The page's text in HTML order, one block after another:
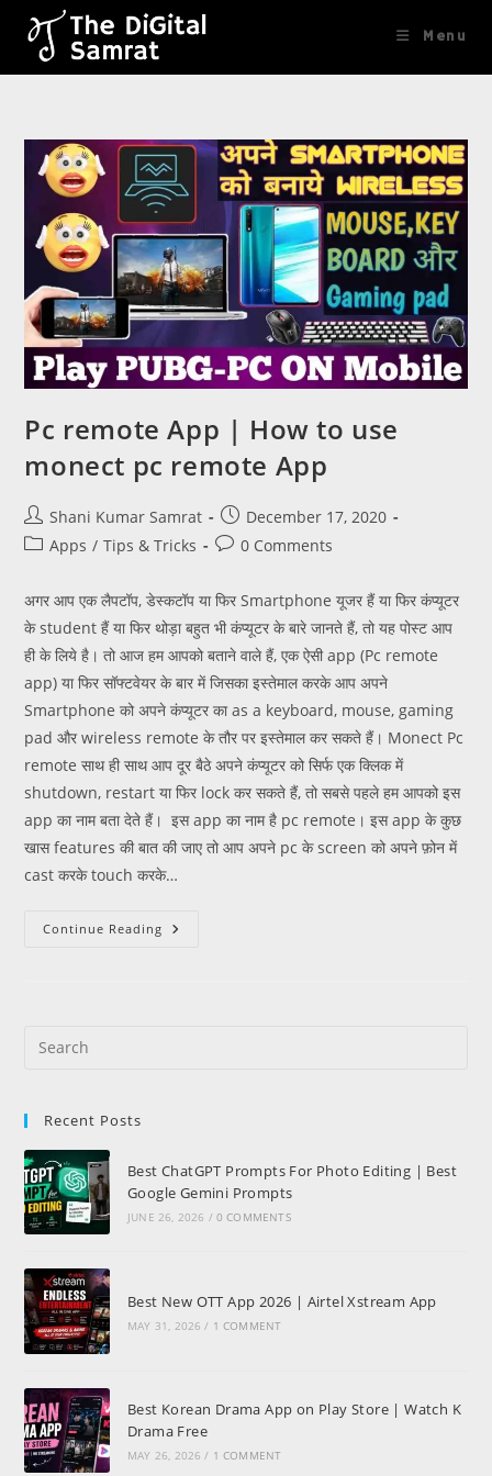
content
Menu
Pc remote App | How to use
monect pc remote App
Shani Kumar Samrat
December 17, 2020
Apps / Tips & Tricks 0 Comments
अगर आप एक लैपटॉप, डेस्कटॉप या फिर Smartphone यूजर हैं या फिर कंप्यूटर
के student हैं या फिर थोड़ा बहुत भी कंप्यूटर के बारे जानते हैं, तो यह पोस्ट आप
ही के लिये है। तो आज हम आपको बताने वाले हैं, एक ऐसी app (Pc remote
app) या फिर सॉफ्टवेयर के बार में जिसका इस्तेमाल करके आप अपने
Smartphone को अपने कंप्यूटर का as a keyboard, mouse, gaming
pad और wireless remote के तौर पर इस्तेमाल कर सकते हैं। Monect Pc
remote साथ ही साथ आप दूर बैठे अपने कंप्यूटर को सिर्फ एक क्लिक में
shutdown, restart या फिर lock कर सकते हैं, तो सबसे पहले हम आपको इस
app का नाम बता देते हैं। इस app का नाम है pc remote। इस app के कुछ
खास features की बात की जाए तो आप अपने pc के screen को अपने फ़ोन में
cast करके touch करके…
Continue Reading
Recent Posts
Best ChatGPT Prompts For Photo Editing | Best
Google Gemini Prompts
JUNE 26, 2026 / 0 COMMENTS
Best New OTT App 2026 | Airtel Xstream App
MAY 31, 2026 / 1 COMMENT
Best Korean Drama App on Play Store | Watch K
Drama Free
MAY 26, 2026 / 1 COMMENT